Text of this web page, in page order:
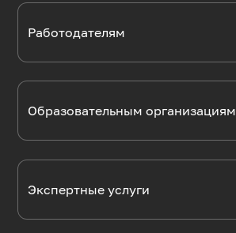
Работодателям
Образовательным организациям
Экспертные услуги